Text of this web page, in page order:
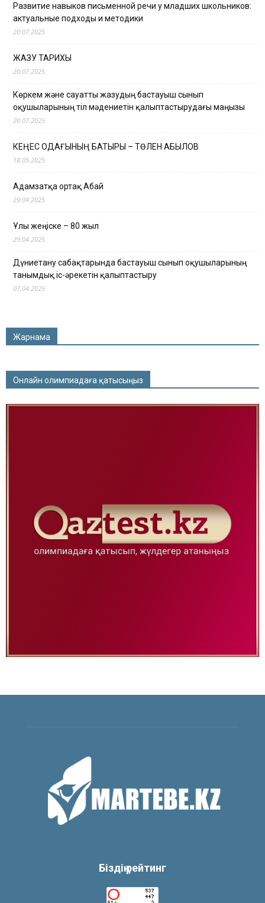
Развитие навыков письменной речи у младших школьников:
актуальные подходы и методики
20.07.2025
ЖАЗУ ТАРИХЫ
20.07.2025
Көркем және сауатты жазудың бастауыш сынып
оқушыларының тіл мәдениетін қалыптастырудағы маңызы
20.07.2025
КЕҢЕС ОДАҒЫНЫҢ БАТЫРЫ – ТӨЛЕН ҚАБЫЛОВ
18.05.2025
Адамзатқа ортақ Абай
29.04.2025
Ұлы жеңіске – 80 жыл
29.04.2025
Дүниетану сабақтарында бастауыш сынып оқушыларының
танымдық іс-әрекетін қалыптастыру
07.04.2025
Жарнама
Онлайн олимпиадаға қатысыңыз
Біздің рейтинг